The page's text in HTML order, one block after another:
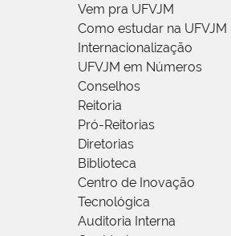
Vem pra UFVJM
Como estudar na UFVJM
Internacionalização
UFVJM em Números
Conselhos
Reitoria
Pró-Reitorias
Diretorias
Biblioteca
Centro de Inovação
Tecnológica
Auditoria Interna